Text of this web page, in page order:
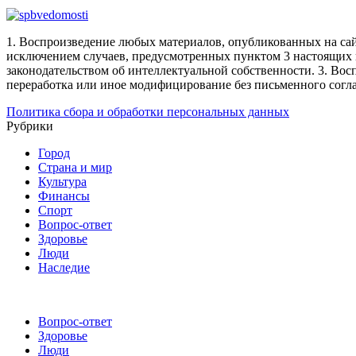
1. Воспроизведение любых материалов, опубликованных на
исключением случаев, предусмотренных пунктом 3 настоящих
законодательством об интеллектуальной собственности. 3.
переработка или иное модифицирование без письменного
Политика сбора и обработки персональных данных
Рубрики
Город
Страна и мир
Культура
Финансы
Спорт
Вопрос-ответ
Здоровье
Люди
Наследие
Вопрос-ответ
Здоровье
Люди